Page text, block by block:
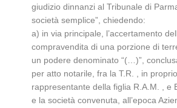
giudizio dinnanzi al Tribunale di
società semplice”, chiedendo:
a) in via principale, l’accertamento
compravendita di una porzione di
un podere denominato “(…)”,
per atto notarile, fra la T.R. , in
rappresentante della figlia R.A.M. , e
e la società convenuta, all’epoca